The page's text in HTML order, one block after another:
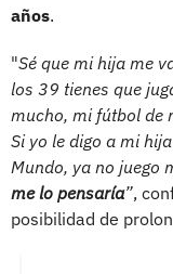
años.
"Sé que mi hija me
los 39 tienes que
mucho, mi fútbol de
Si yo le digo a mi
Mundo, ya no juego
me lo pensaría”,
posibilidad de